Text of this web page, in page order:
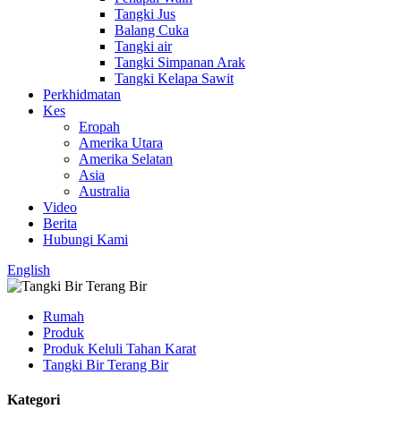
Tangki Jus
Balang Cuka
Tangki air
Tangki Simpanan Arak
Tangki Kelapa Sawit
Perkhidmatan
Kes
Eropah
Amerika Utara
Amerika Selatan
Asia
Australia
Video
Berita
Hubungi Kami
English
Rumah
Produk
Produk Keluli Tahan Karat
Tangki Bir Terang Bir
Kategori